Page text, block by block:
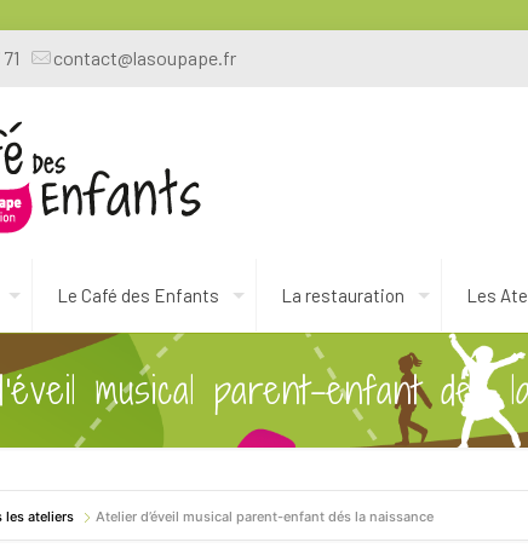
contact@lasoupape.fr
Le Café des Enfants La restauration Les
musical parent-enfant dés
les ateliers Atelier d’éveil musical parent-enfant dés la naissance